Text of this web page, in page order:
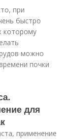
при
быстро
которому
можно
почки
для
применение